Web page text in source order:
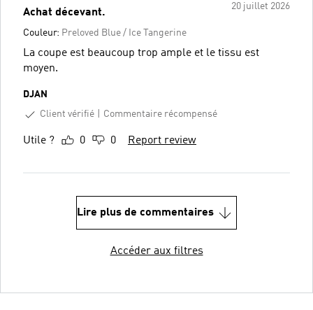
20 juillet 2026
Achat décevant.
Couleur: Preloved Blue / Ice Tangerine
La coupe est beaucoup trop ample et le tissu est
moyen.
DJAN
Client vérifié
Commentaire récompensé
Utile ? 0 0 Report review
Lire plus de commentaires
Accéder aux filtres